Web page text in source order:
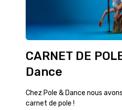
CARNET DE
Dance
Chez Pole & Dance nous
carnet de pole !